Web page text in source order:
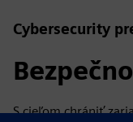
Cybersecurity
S cieľom chrániť